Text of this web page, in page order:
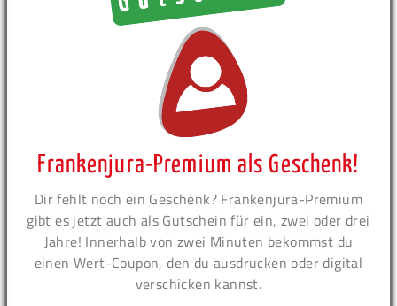
Frankenjura-Premium als Geschenk!
Dir fehlt noch ein Geschenk? Frankenjura-Premium
gibt es jetzt auch als Gutschein für ein, zwei oder drei
Jahre! Innerhalb von zwei Minuten bekommst du
einen Wert-Coupon, den du ausdrucken oder digital
verschicken kannst.